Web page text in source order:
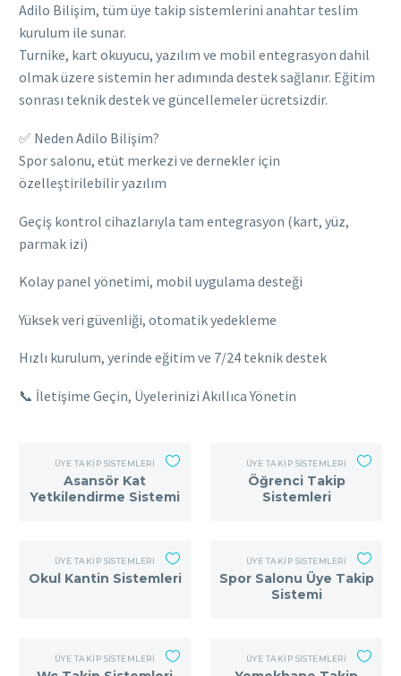
Adilo Bilişim, tüm üye takip sistemlerini anahtar teslim
kurulum ile sunar.
Turnike, kart okuyucu, yazılım ve mobil entegrasyon dahil
olmak üzere sistemin her adımında destek sağlanır. Eğitim
sonrası teknik destek ve güncellemeler ücretsizdir.
✅ Neden Adilo Bilişim?
Spor salonu, etüt merkezi ve dernekler için
özelleştirilebilir yazılım
Geçiş kontrol cihazlarıyla tam entegrasyon (kart, yüz,
parmak izi)
Kolay panel yönetimi, mobil uygulama desteği
Yüksek veri güvenliği, otomatik yedekleme
Hızlı kurulum, yerinde eğitim ve 7/24 teknik destek
📞 İletişime Geçin, Üyelerinizi Akıllıca Yönetin
ÜYE TAKIP SISTEMLERI
Asansör Kat
Yetkilendirme Sistemi
ÜYE TAKIP SISTEMLERI
Öğrenci Takip
Sistemleri
ÜYE TAKIP SISTEMLERI
Okul Kantin Sistemleri
ÜYE TAKIP SISTEMLERI
Spor Salonu Üye Takip
Sistemi
ÜYE TAKIP SISTEMLERI ÜYE TAKIP SISTEMLERI